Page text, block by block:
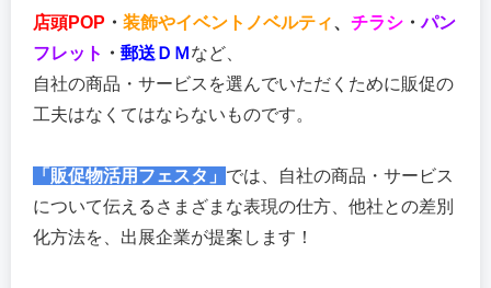
店頭POP ・ 装飾やイベントノベルティ、 チラシ ・パン
フレット ・ 郵送ＤＭなど、
自社の商品・サービスを選んでいただくために販促の
工夫はなくてはならないものです。
「販促物活用フェスタ」 では、自社の商品・サービス
について伝えるさまざまな表現の仕方、他社との差別
化方法を、出展企業が提案します！